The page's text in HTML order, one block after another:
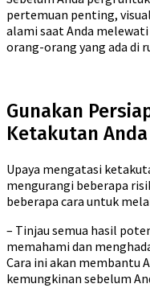
pertemuan penting,
alami saat Anda
orang-orang yang ada di
Gunakan
Ketakutan Anda
Upaya mengatasi
mengurangi beberapa
beberapa cara untuk
– Tinjau semua hasil
memahami dan
Cara ini akan membantu
kemungkinan sebelum